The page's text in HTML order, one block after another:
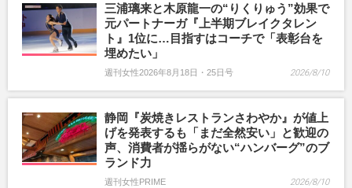
三浦璃来と木原龍一の“りくりゅう”効果で
元パートナーガ『上半期ブレイクタレン
ト』1位に…目指すはコーチで「表彰台を
埋めたい」
週刊女性2026年8月18日・25日号 2026/8/10
静岡『炭焼きレストランさわやか』が値上
げを発表するも「まだ全然安い」と歓迎の
声、消費者が揺らがない“ハンバーグ”のブ
ランド力
週刊女性PRIME 2026/8/10